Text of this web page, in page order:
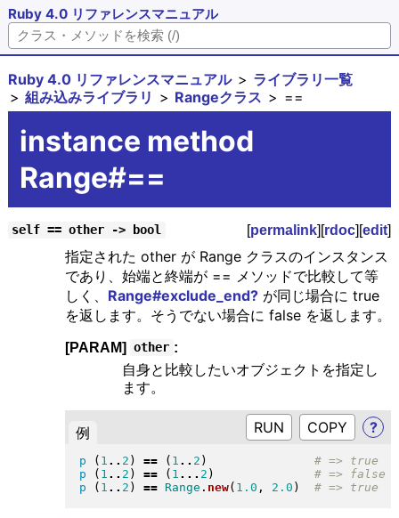
Ruby 4.0 リファレンスマニュアル
Ruby 4.0 リファレンスマニュアル
ライブラリ一覧
組み込みライブラリ
Rangeクラス ==
instance method
Range#==
self == other -> bool [permalink][rdoc][edit]
指定された other が Range クラスのインスタンス
であり、始端と終端が == メソッドで比較して等
しく、 Range#exclude_end?が同じ場合に true
を返します。そうでない場合に false を返します。
[PARAM] other :
自身と比較したいオブジェクトを指定し
ます。
例 RUN ?
p ( 1 .. 2 ) == ( 1 .. 2 )
p
( 1 .. 2 ) == ( 1 ... 2 )
p
( 1 .. 2 ) == Range . new( 1.0 , 2.0 )